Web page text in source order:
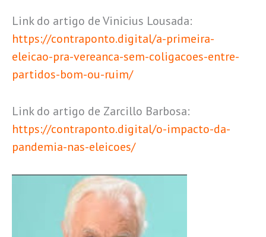
Link do artigo de Vinicius Lousada:
https://contraponto.digital/a-primeira-
eleicao-pra-vereanca-sem-coligacoes-entre-
partidos-bom-ou-ruim/
Link do artigo de Zarcillo Barbosa:
https://contraponto.digital/o-impacto-da-
pandemia-nas-eleicoes/